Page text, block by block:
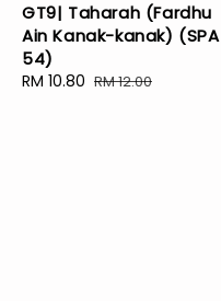
GT9| Taharah (Fardhu
Ain Kanak-kanak) (SPA
54)
Sale
RM 10.80 Regular
RM 12.00